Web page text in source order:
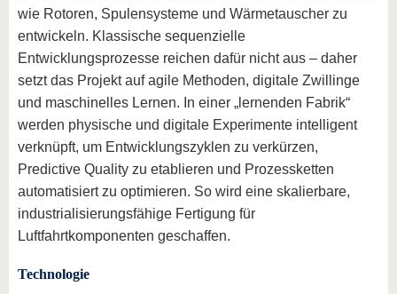
wie Rotoren, Spulensysteme und Wärmetauscher zu
entwickeln. Klassische sequenzielle
Entwicklungsprozesse reichen dafür nicht aus – daher
setzt das Projekt auf agile Methoden, digitale Zwillinge
und maschinelles Lernen. In einer „lernenden Fabrik“
werden physische und digitale Experimente intelligent
verknüpft, um Entwicklungszyklen zu verkürzen,
Predictive Quality zu etablieren und Prozessketten
automatisiert zu optimieren. So wird eine skalierbare,
industrialisierungsfähige Fertigung für
Luftfahrtkomponenten geschaffen.
Technologie